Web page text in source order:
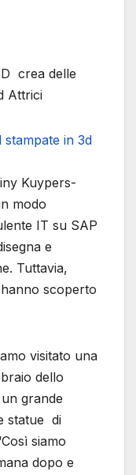
crea delle
Attrici
Kuypers-
modo
IT su SAP
e
Tuttavia,
scoperto
visitato una
dello
grande
statue di
siamo
dopo e